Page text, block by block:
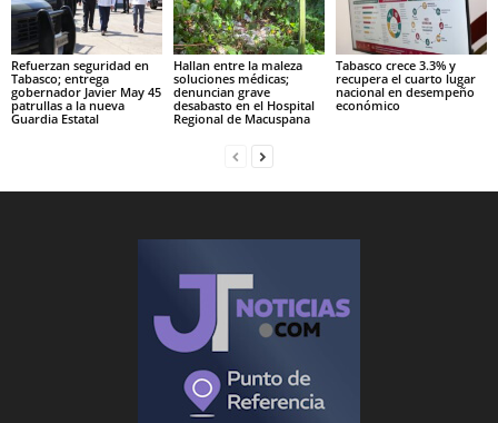
Refuerzan seguridad en
Tabasco; entrega
gobernador Javier May 45
patrullas a la nueva
Guardia Estatal
Hallan entre la maleza
soluciones médicas;
denuncian grave
desabasto en el Hospital
Regional de Macuspana
Tabasco crece 3.3% y
recupera el cuarto lugar
nacional en desempeño
económico